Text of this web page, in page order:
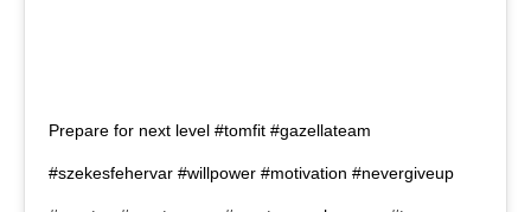
Prepare for next level #tomfit #gazellateam
#szekesfehervar #willpower #motivation #nevergiveup